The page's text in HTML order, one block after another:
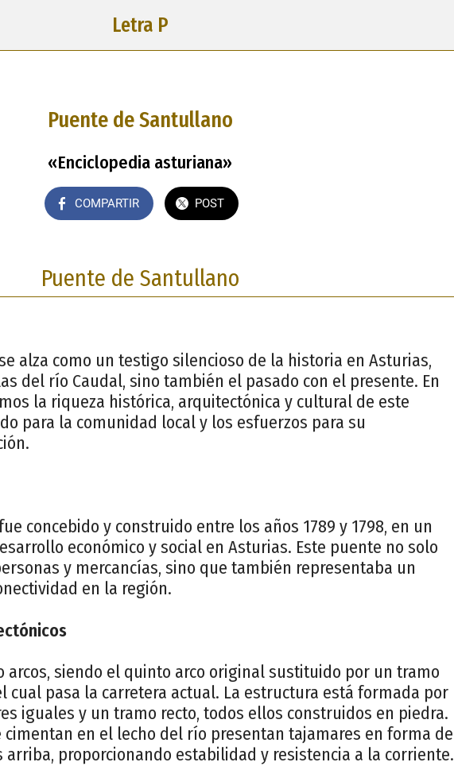
Letra P
Puente de Santullano
«Enciclopedia asturiana»
COMPARTIR POST
Puente de Santullano
alza como un testigo silencioso de la historia en Asturias,
del río Caudal, sino también el pasado con el presente. En
la riqueza histórica, arquitectónica y cultural de este
para la comunidad local y los esfuerzos para su
concebido y construido entre los años 1789 y 1798, en un
económico y social en Asturias. Este puente no solo
y mercancías, sino que también representaba un
en la región.
arcos, siendo el quinto arco original sustituido por un tramo
cual pasa la carretera actual. La estructura está formada por
iguales y un tramo recto, todos ellos construidos en piedra.
cimentan en el lecho del río presentan tajamares en forma de
arriba, proporcionando estabilidad y resistencia a la corriente.